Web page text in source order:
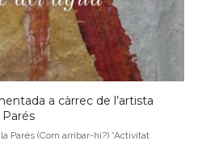
a càrrec de l’artista
Parés
Parés (Com arribar-hi?) *Activitat